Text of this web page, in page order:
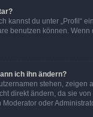
kannst du unter „Profil“
benutzen können.
ich ihn ändern?
stehen, zeigen
direkt ändern, da sie
oder